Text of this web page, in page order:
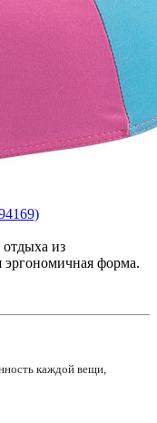
отдыха из
эргономичная форма.
каждой вещи,